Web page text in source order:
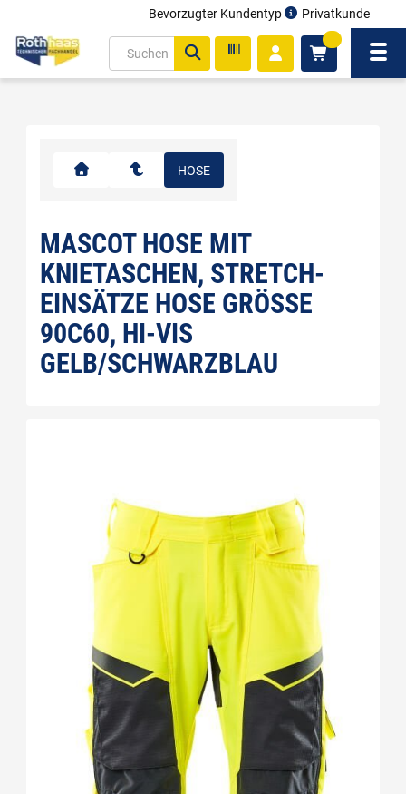
Bevorzugter Kundentyp Privatkunde
HOSE
MASCOT HOSE MIT
KNIETASCHEN, STRETCH-
EINSÄTZE HOSE GRÖSSE 9
0C60, HI-VIS G
ELB/SCHWARZBLAU